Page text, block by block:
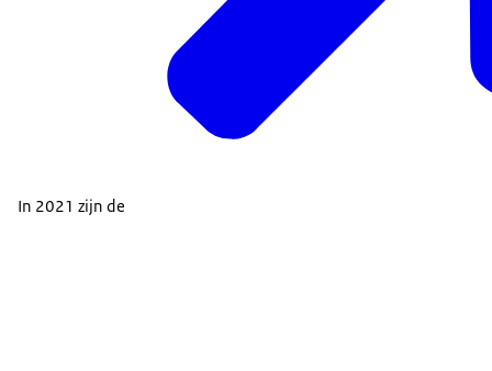
In 2021 zijn de